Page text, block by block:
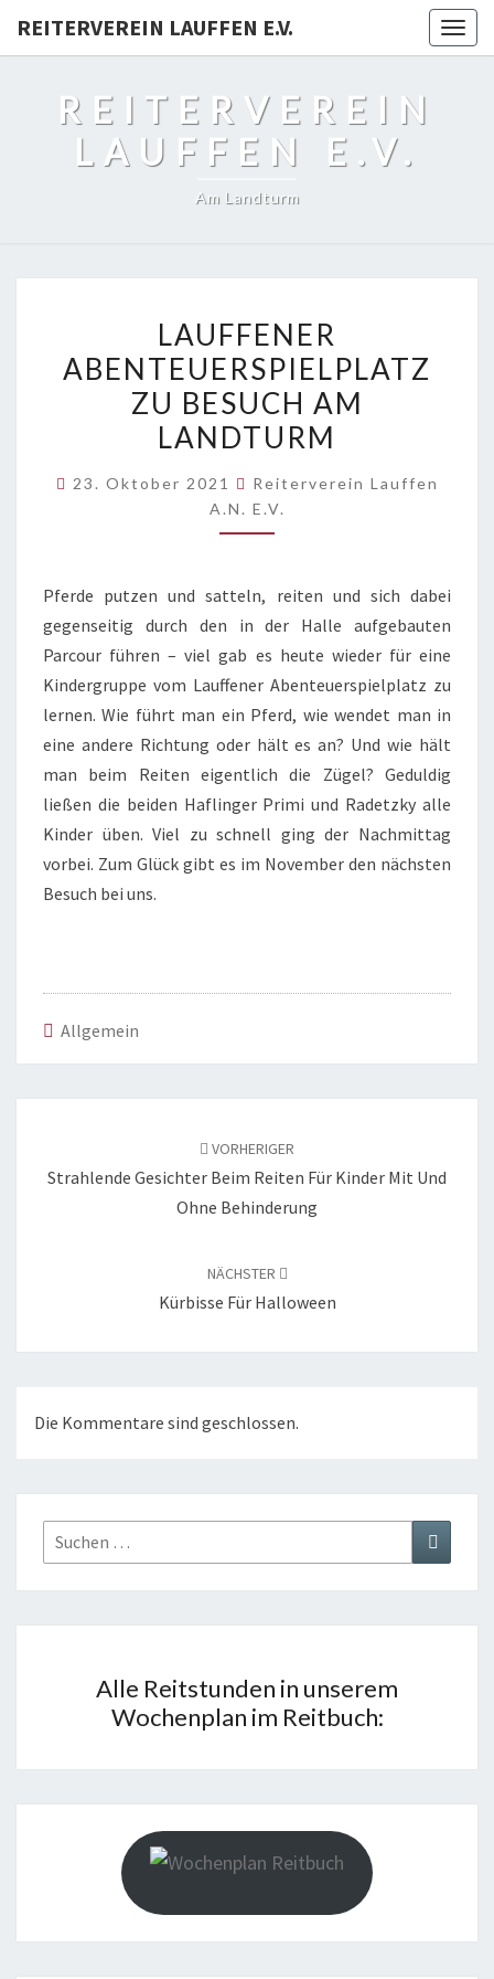
REITERVEREIN LAUFFEN E.V.
REITERVEREIN
LAUFFEN E.V.
Am Landturm
ABENTEUERSPIELPLATZ
ZU
BESUCH
AM
LAUFFENER
ABENTEUERSPIELPLATZ
ZU BESUCH AM
LANDTURM
23. Oktober 2021
Reiterverein Lauffen
A.N. E.V.
Pferde putzen und satteln, reiten und sich dabei
gegenseitig durch den in der Halle aufgebauten
Parcour führen – viel gab es heute wieder für eine
Kindergruppe vom Lauffener Abenteuerspielplatz zu
lernen. Wie führt man ein Pferd, wie wendet man in
eine andere Richtung oder hält es an? Und wie hält
man beim Reiten eigentlich die Zügel? Geduldig
ließen die beiden Haflinger Primi und Radetzky alle
Kinder üben. Viel zu schnell ging der Nachmittag
vorbei. Zum Glück gibt es im November den nächsten
Besuch bei uns.
Allgemein
VORHERIGER
Strahlende Gesichter Beim Reiten Für Kinder Mit Und
Ohne Behinderung
NÄCHSTER
Kürbisse Für Halloween
Die Kommentare sind geschlossen.
Suchen
nach:
Suchen
Alle Reitstunden in unserem
Wochenplan im Reitbuch: